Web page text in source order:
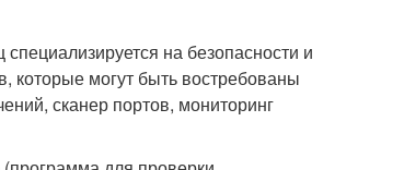
на безопасности и
которые могут быть востребованы
сканер портов, мониторинг